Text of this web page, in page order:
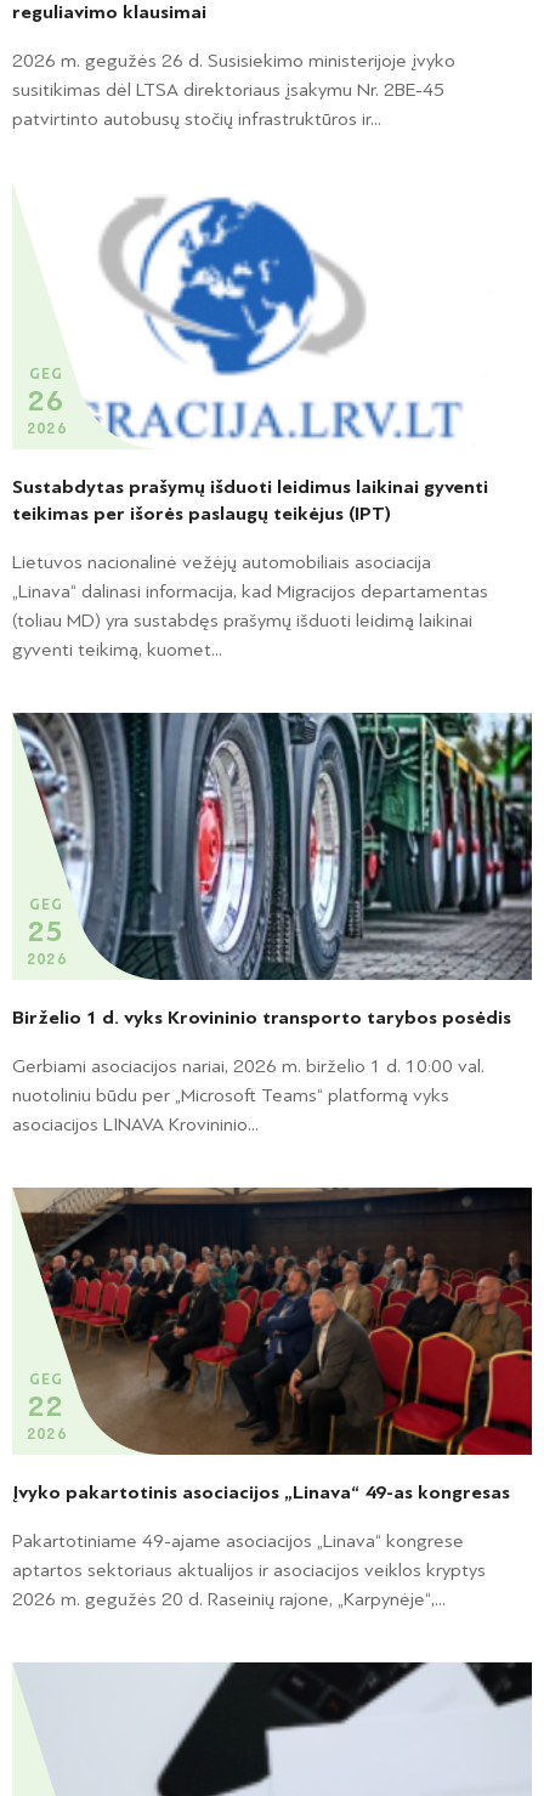
reguliavimo klausimai
2026 m. gegužės 26 d. Susisiekimo ministerijoje įvyko
susitikimas dėl LTSA direktoriaus įsakymu Nr. 2BE-45
patvirtinto autobusų stočių infrastruktūros ir...
GEG
26
2026
Sustabdytas prašymų išduoti leidimus laikinai gyventi
teikimas per išorės paslaugų teikėjus (IPT)
Lietuvos nacionalinė vežėjų automobiliais asociacija
„Linava“ dalinasi informacija, kad Migracijos departamentas
(toliau MD) yra sustabdęs prašymų išduoti leidimą laikinai
gyventi teikimą, kuomet...
GEG
25
2026
Birželio 1 d. vyks Krovininio transporto tarybos posėdis
Gerbiami asociacijos nariai, 2026 m. birželio 1 d. 10:00 val.
nuotoliniu būdu per „Microsoft Teams“ platformą vyks
asociacijos LINAVA Krovininio...
GEG
22
2026
Įvyko pakartotinis asociacijos „Linava“ 49-as kongresas
Pakartotiniame 49-ajame asociacijos „Linava“ kongrese
aptartos sektoriaus aktualijos ir asociacijos veiklos kryptys
2026 m. gegužės 20 d. Raseinių rajone, „Karpynėje“,...